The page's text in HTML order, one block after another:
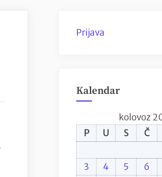
Prijava
Kalendar
kolovoz
P
U S Č
3
4 5 6